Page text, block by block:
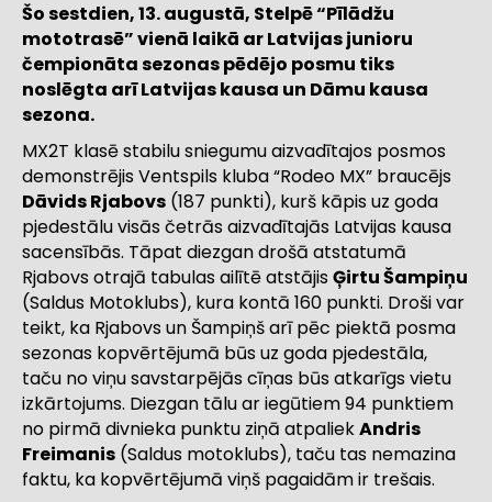
Šo sestdien, 13. augustā, Stelpē “Pīlādžu
mototrasē” vienā laikā ar Latvijas junioru
čempionāta sezonas pēdējo posmu tiks
noslēgta arī Latvijas kausa un Dāmu kausa
sezona.
MX2T klasē stabilu sniegumu aizvadītajos posmos
demonstrējis Ventspils kluba “Rodeo MX” braucējs
Dāvids Rjabovs (187 punkti), kurš kāpis uz goda
pjedestālu visās četrās aizvadītajās Latvijas kausa
sacensībās. Tāpat diezgan drošā atstatumā
Rjabovs otrajā tabulas ailītē atstājis Ģirtu Šampiņu
(Saldus Motoklubs), kura kontā 160 punkti. Droši var
teikt, ka Rjabovs un Šampiņš arī pēc piektā posma
sezonas kopvērtējumā būs uz goda pjedestāla,
taču no viņu savstarpējās cīņas būs atkarīgs vietu
izkārtojums. Diezgan tālu ar iegūtiem 94 punktiem
no pirmā divnieka punktu ziņā atpaliekAndris
Freimanis (Saldus motoklubs), taču tas nemazina
faktu, ka kopvērtējumā viņš pagaidām ir trešais.